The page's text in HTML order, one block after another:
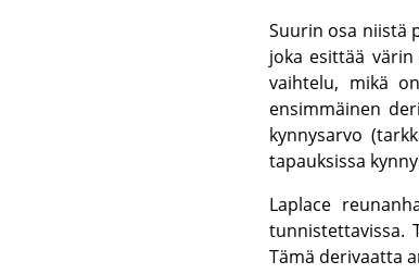
Suurin osa niistä
joka esittää
vaihtelu, mikä
ensimmäinen
kynnysarvo
tapauksissa
Laplace
tunnistettavissa.
Tämä derivaatta